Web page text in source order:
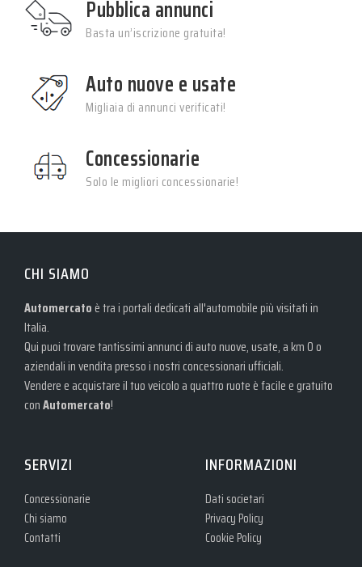
Pubblica annunci
Basta un’iscrizione gratuita!
Auto nuove e usate
Migliaia di annunci verificati!
Concessionarie
Solo le migliori concessionarie!
CHI SIAMO
Automercato è tra i portali dedicati all'automobile più visitati in
Italia.
Qui puoi trovare tantissimi annunci di auto nuove, usate, a km 0 o
aziendali in vendita presso i nostri concessionari ufficiali.
Vendere e acquistare il tuo veicolo a quattro ruote è facile e gratuito
conAutomercato!
SERVIZI
Concessionarie
Chi siamo
Contatti
INFORMAZIONI
Dati societari
Privacy Policy
Cookie Policy